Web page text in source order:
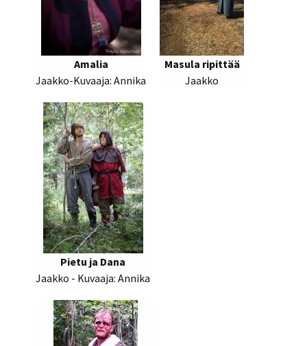
Amalia
Jaakko-Kuvaaja: Annika
Masula ripittää
Jaakko
Pietu ja Dana
Jaakko - Kuvaaja: Annika